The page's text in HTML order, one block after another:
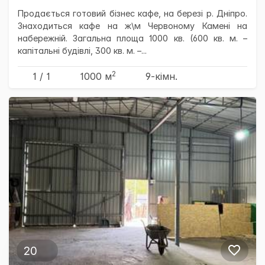
Продається готовий бізнес кафе, на березі р. Дніпро.
Знаходиться кафе на ж\м Червоному Камені на
набережній. Загальна площа 1000 кв. (600 кв. м. –
капітальні будівлі, 300 кв. м. –...
1 / 1 1000 м2 9-кімн.
20